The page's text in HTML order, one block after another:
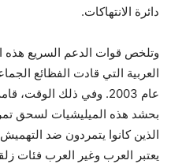
دائرة الانتهاكات.
وتلخص قوات الدعم السريع هذه
العربية التي قادت الفظائع
عام 2003. وفي ذلك
بحشد هذه الميليشيات لسحق
الذين كانوا يتمردون ضد
يعتبر العرب وغير العرب فئات